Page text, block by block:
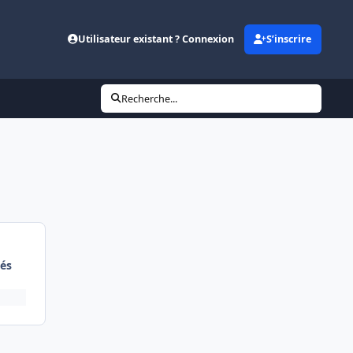
Utilisateur existant ? Connexion S’inscrire
Recherche...